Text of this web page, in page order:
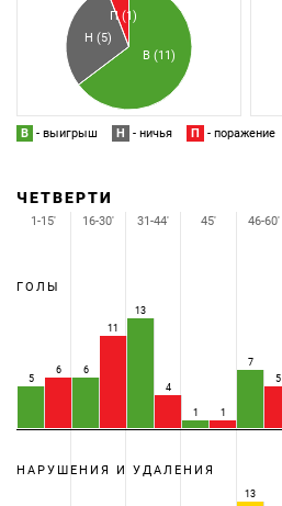
В (11)
Н (5)
П (1)
В - выигрыш Н - ничья П - поражение
ЧЕТВЕРТИ
ГОЛЫ
5
6 6
11
13
4
1 1
7
5
НАРУШЕНИЯ И УДАЛЕНИЯ
13
1-15' 16-30' 31-44' 45' 46-60'